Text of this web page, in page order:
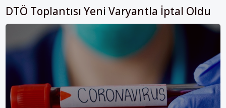
DTÖ Toplantısı Yeni Varyantla İptal Oldu